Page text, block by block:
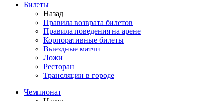
Билеты
Назад
Правила возврата билетов
Правила поведения на арене
Корпоративные билеты
Выездные матчи
Ложи
Ресторан
Трансляции в городе
Чемпионат